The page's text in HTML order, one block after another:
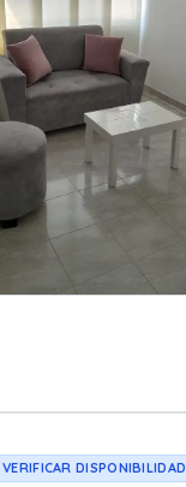
VERIFICAR DISPONIBILIDAD